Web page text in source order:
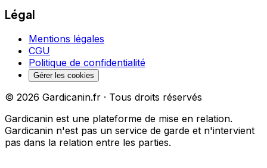
Légal
Mentions légales
CGU
Politique de confidentialité
Gérer les cookies
© 2026 Gardicanin.fr · Tous droits réservés
Gardicanin est une plateforme de mise en relation.
Gardicanin n'est pas un service de garde et n'intervient
pas dans la relation entre les parties.